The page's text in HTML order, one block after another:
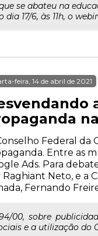
se abateu na
dia 17/6, às 11h, o
feira, 14 de abril de 2021
Federal da
Entre as
Ads. Para
Raghiant Neto, e a
Fernando
00, sobre
e a utilização do